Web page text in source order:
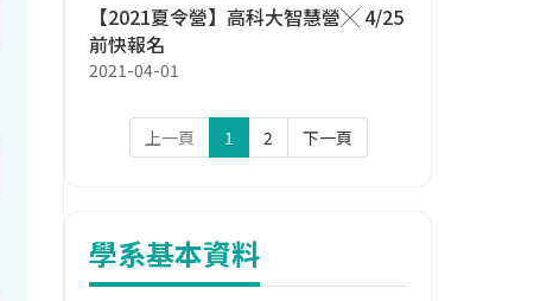
【2021夏令營】高科大智慧營╳ 4/25
前快報名
2021-04-01
上一頁 1 2 下一頁
學系基本資料